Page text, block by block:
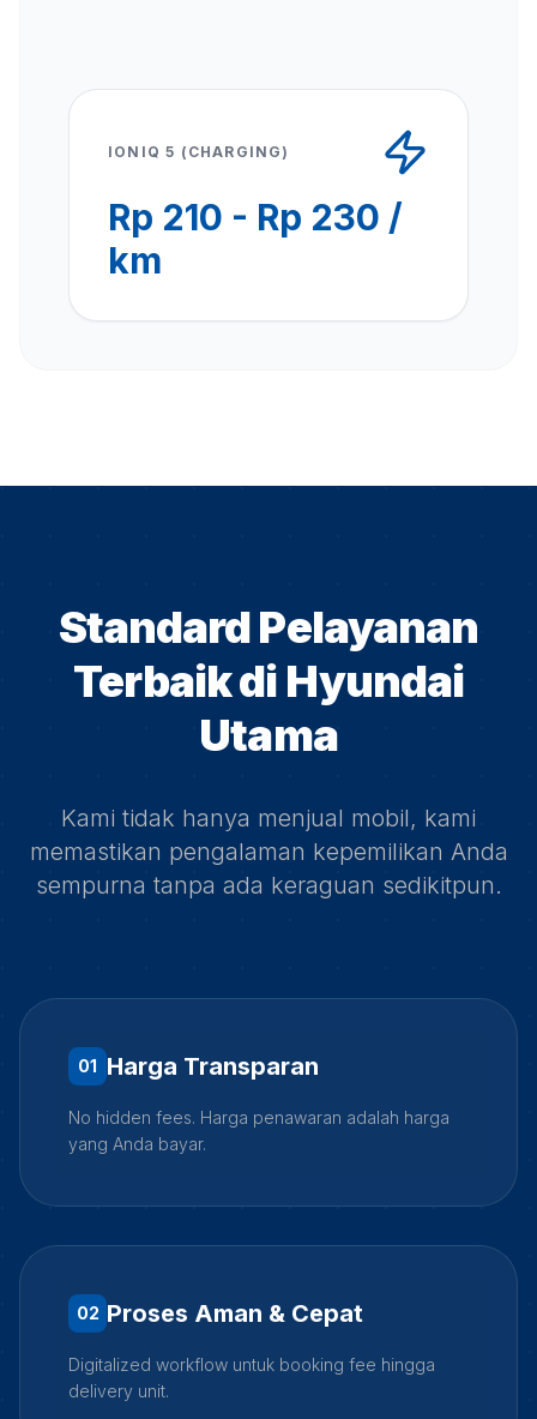
IONIQ 5 (CHARGING)
Rp 210 - Rp 230 /
km
Standard Pelayanan
Terbaik di Hyundai
Utama
Kami tidak hanya menjual mobil, kami
memastikan pengalaman kepemilikan Anda
sempurna tanpa ada keraguan sedikitpun.
01 Harga Transparan
No hidden fees. Harga penawaran adalah harga
yang Anda bayar.
02 Proses Aman & Cepat
Digitalized workflow untuk booking fee hingga
delivery unit.